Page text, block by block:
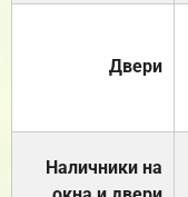
Двери
Наличники на